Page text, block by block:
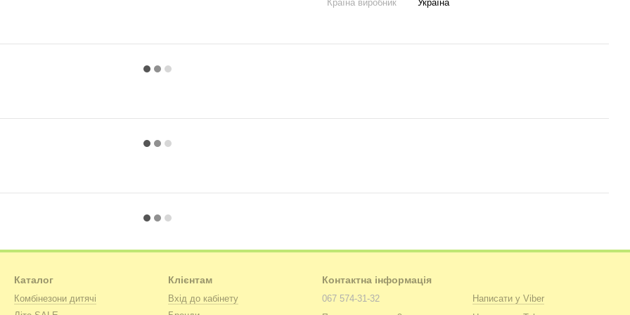
Країна виробник
Україна
Каталог
Комбінезони дитячі
Клієнтам
Вхід до кабінету
Контактна інформація
067 574-31-32
Написати у Viber